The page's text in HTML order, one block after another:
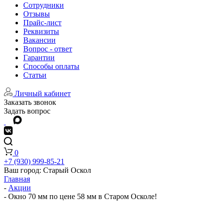
Сотрудники
Отзывы
Прайс-лист
Реквизиты
Вакансии
Вопрос - ответ
Гарантии
Способы оплаты
Статьи
Личный кабинет
Заказать звонок
Задать вопрос
0
+7 (930) 999-85-21
Ваш город: Старый Оскол
Главная
- Акции
- Окно 70 мм по цене 58 мм в Старом Осколе!